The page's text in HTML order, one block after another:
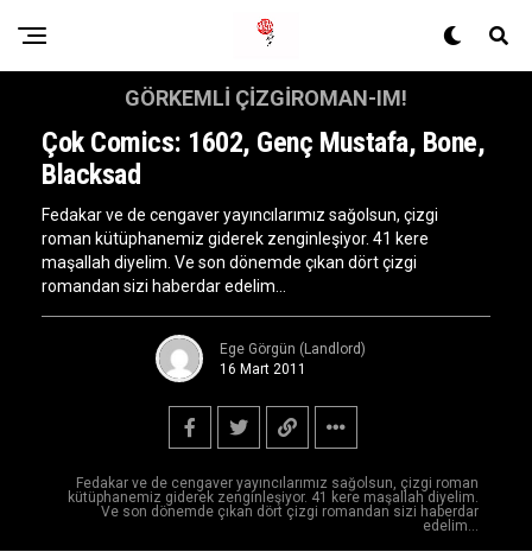
Fedakar ve de cengaver yayıncılarımız sağolsun, çizgi roman
kütüphanemiz giderek zenginleşiyor. 41 kere maşallah diyelim.
Ve son dönemde çıkan dört çizgi romandan sizi haberdar
edelim...
GÖRKEMLI ÇIZGIROMAN-IM!
Çok Comics: 1602, Genç Mustafa, Bone,
Blacksad
Fedakar ve de cengaver yayıncılarımız sağolsun, çizgi
roman kütüphanemiz giderek zenginleşiyor. 41 kere
maşallah diyelim. Ve son dönemde çıkan dört çizgi
romandan sizi haberdar edelim…
Ege Görgün (Landlord)
16 Mart 2011